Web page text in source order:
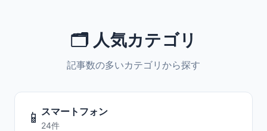
🗂️ 人気カテゴリ
記事数の多いカテゴリから探す
📱 スマートフォン
24件